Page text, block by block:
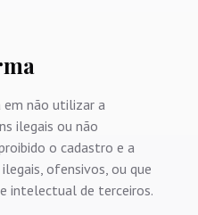
não utilizar a
ilegais ou não
o cadastro e a
ofensivos, ou que
intelectual de terceiros.